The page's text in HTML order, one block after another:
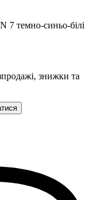
7 темно-синьо-білі
знижки та